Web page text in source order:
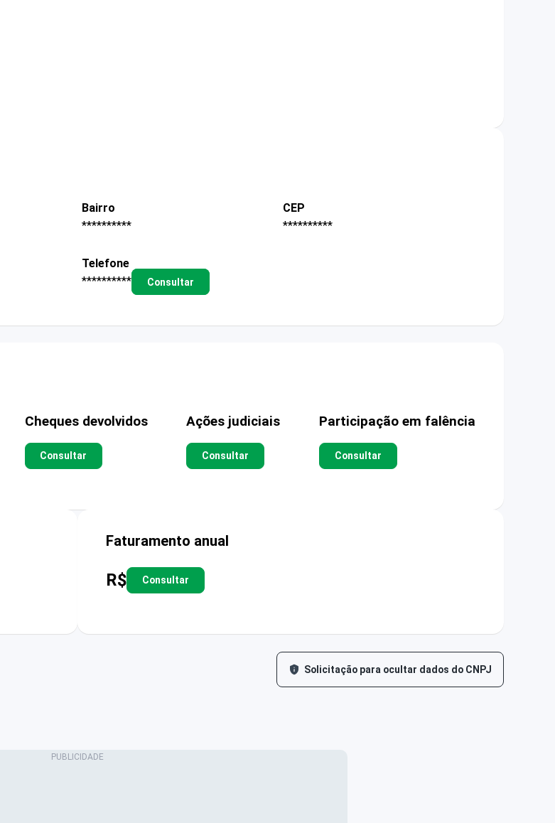
Bairro
**********
CEP
**********
Telefone
**********
Consultar
Cheques devolvidos
Consultar
Ações judiciais
Consultar
Participação em falência
Consultar
Faturamento anual
R$ Consultar
Solicitação para ocultar dados do CNPJ